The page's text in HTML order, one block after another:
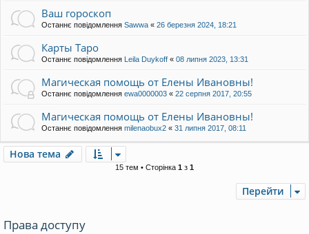
Ваш гороскоп
Останнє повідомлення Sawwa « 26 березня 2024, 18:21
Карты Таро
Останнє повідомлення Leila Duykoff « 08 липня 2023, 13:31
Магическая помощь от Елены Ивановны!
Останнє повідомлення ewa0000003 « 22 серпня 2017, 20:55
Магическая помощь от Елены Ивановны!
Останнє повідомлення milenaobux2 « 31 липня 2017, 08:11
Нова тема
15 тем • Сторінка 1 з 1
Перейти
Права доступу